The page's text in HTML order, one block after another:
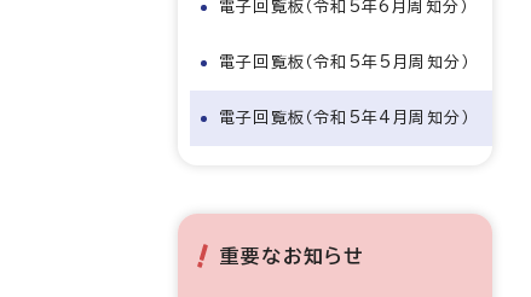
電子回覧板（令和5年6月周知分）
電子回覧板（令和5年5月周知分）
電子回覧板（令和5年4月周知分）
重要なお知らせ